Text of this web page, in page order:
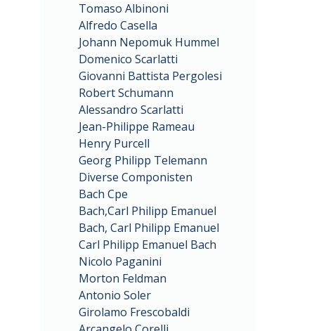
Tomaso Albinoni
Alfredo Casella
Johann Nepomuk Hummel
Domenico Scarlatti
Giovanni Battista Pergolesi
Robert Schumann
Alessandro Scarlatti
Jean-Philippe Rameau
Henry Purcell
Georg Philipp Telemann
Diverse Componisten
Bach Cpe
Bach,Carl Philipp Emanuel
Bach, Carl Philipp Emanuel
Carl Philipp Emanuel Bach
Nicolo Paganini
Morton Feldman
Antonio Soler
Girolamo Frescobaldi